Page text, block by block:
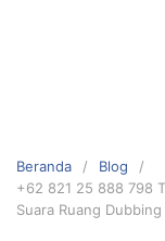
Beranda
Blog
+62 821 25 888 798
Suara Ruang